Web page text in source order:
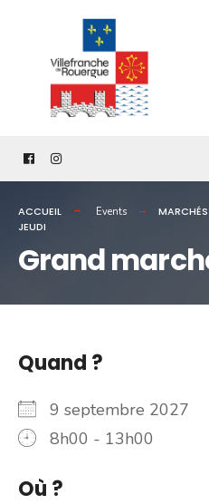
content
ACCUEIL Events MARCHÉS
JEUDI
Grand
Quand ?
9 septembre 2027
8h00 - 13h00
Où ?